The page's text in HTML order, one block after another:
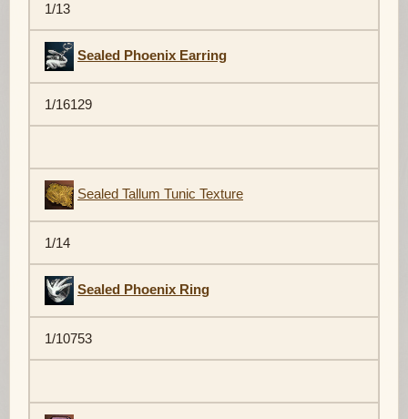
1/13
Sealed Phoenix Earring
1/16129
Sealed Tallum Tunic Texture
1/14
Sealed Phoenix Ring
1/10753